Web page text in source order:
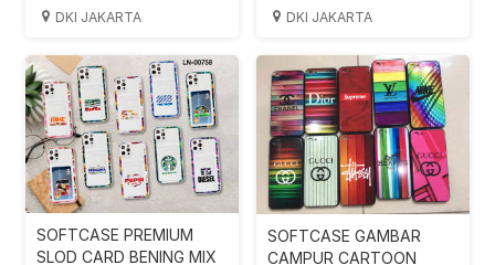
DKI JAKARTA DKI JAKARTA
SOFTCASE PREMIUM
SLOD CARD BENING MIX
SOFTCASE GAMBAR
CAMPUR CARTOON